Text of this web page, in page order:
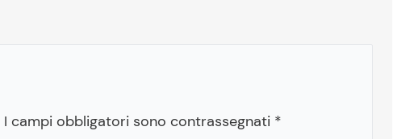
I campi obbligatori sono contrassegnati *